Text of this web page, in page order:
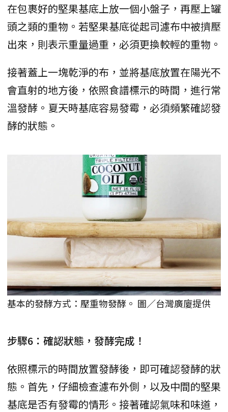
在包裹好的堅果基底上放一個小盤子，再壓上罐
頭之類的重物。若堅果基底從起司濾布中被擠壓
出來，則表示重量過重，必須更換較輕的重物。
接著蓋上一塊乾淨的布，並將基底放置在陽光不
會直射的地方後，依照食譜標示的時間，進行常
溫發酵。夏天時基底容易發霉，必須頻繁確認發
酵的狀態。
基本的發酵方式：壓重物發酵。 圖／台灣廣廈提供
步驟6：確認狀態，發酵完成！
依照標示的時間放置發酵後，即可確認發酵的狀
態。首先，仔細檢查濾布外側，以及中間的堅果
基底是否有發霉的情形。接著確認氣味和味道，